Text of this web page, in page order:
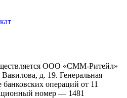
ООО «СММ-Ритейл»
д. 19. Генеральная
операций от 11
номер — 1481